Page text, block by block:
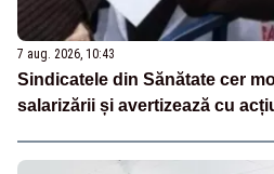
7 aug. 2026, 10:43
Sindicatele din Sănătate cer
salarizării și avertizează cu